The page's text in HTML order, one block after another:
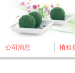
公司消息
物租赁，19年绿植租